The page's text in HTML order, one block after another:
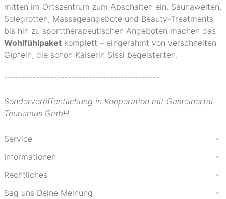
mitten im Ortszentrum zum Abschalten ein. Saunawelten,
Solegrotten, Massageangebote und Beauty-Treatments
bis hin zu sporttherapeutischen Angeboten machen das
Wohlfühlpaket komplett – eingerahmt von verschneiten
Gipfeln, die schon Kaiserin Sissi begeisterten.
--------------------------------------------
Sonderveröffentlichung in Kooperation mit Gasteinertal
Tourismus GmbH
Service
Informationen
Rechtliches
Sag uns Deine Meinung